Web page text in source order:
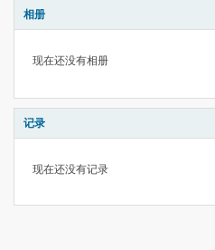
相册
现在还没有相册
记录
现在还没有记录